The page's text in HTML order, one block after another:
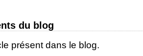
du blog
présent dans le blog.